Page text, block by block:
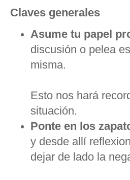
Claves generales
Asume tu papel
discusión o pelea
misma.
Esto nos hará
situación.
Ponte en los
y desde allí
dejar de lado la